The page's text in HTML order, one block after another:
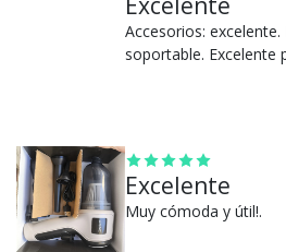
Accesorios:
soportable. Excelente
Excelente
Muy cómoda y útil!.
¿Por qué
seguros?
positivas en
5 estrellas de 5 en
5 estrellas de 5 en